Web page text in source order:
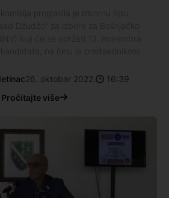
26. oktobar 2022.
16:39
Pročitajte više